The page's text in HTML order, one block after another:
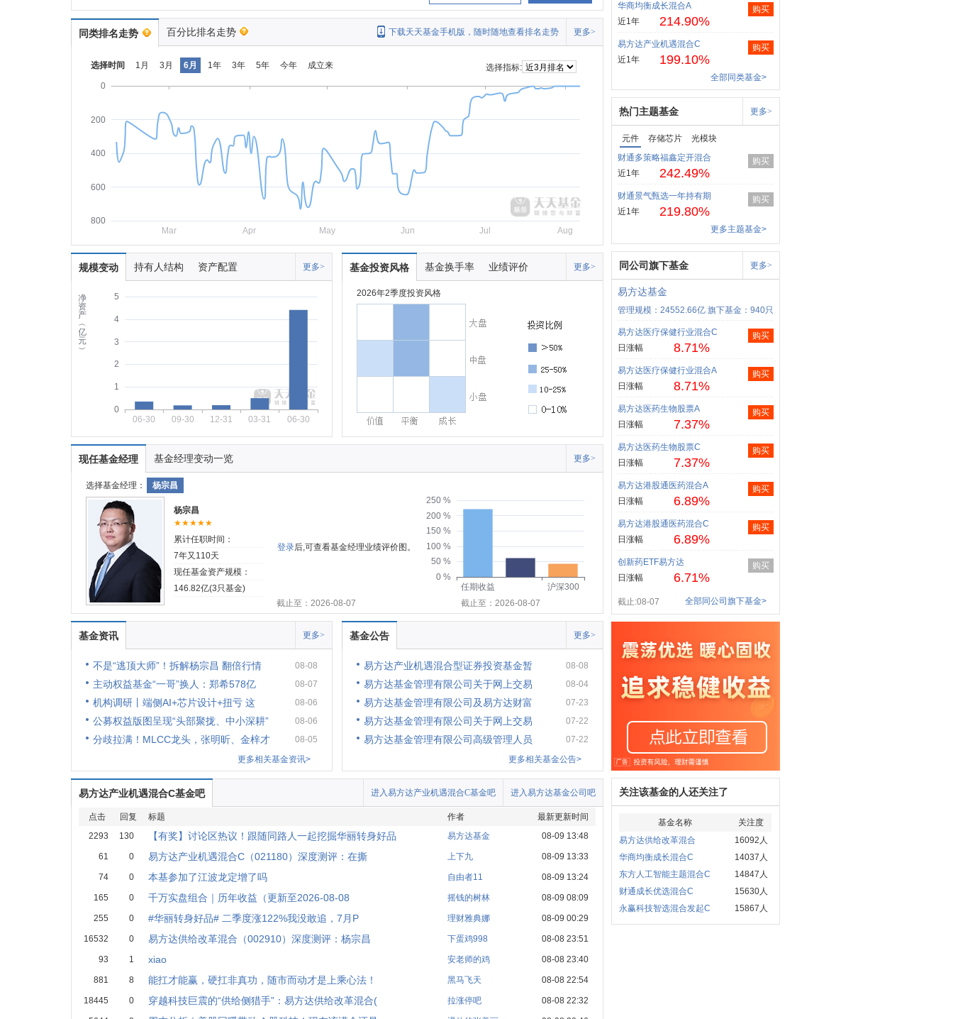
同类排名走势 百分比排名走势 更多>
下载天天基金手机版，随时随地查看排名走势
选择时间 1月 3月 6月 1年 3年 5年 今年 成立来
选择指标:
0
200
400
600
800
Mar
Apr May Jun Jul Aug
规模变动 持有人结构 资产配置 更多>
净
资
产
︵
亿
元
︶
0
1
2
3
4
5
06-30 09-30 12-31 03-31 06-30
基金投资风格 基金换手率 业绩评价 更多>
2026年2季度投资风格
现任基金经理 基金经理变动一览 更多>
选择基金经理： 杨宗昌
杨宗昌
★★★★★
累计任职时间：
7年又110天
现任基金资产规模：
146.82亿(3只基金)
登录后,可查看基金经理业绩评价图。
0 %
50 %
100 %
150 %
200 %
250 %
任期收益
沪深300
截止至：2026-08-07
截止至：2026-08-07
基金资讯 更多>
不是“逃顶大师”！拆解杨宗昌 翻倍行情 08-08
主动权益基金“一哥”换人：郑希578亿 08-07
机构调研丨端侧AI+芯片设计+扭亏 这 08-06
公募权益版图呈现“头部聚拢、中小深耕” 08-06
分歧拉满！MLCC龙头，张明昕、金梓才
08-05
更多相关基金资讯>
基金公告 更多>
易方达产业机遇混合型证券投资基金暂 08-08
易方达基金管理有限公司关于网上交易 08-04
易方达基金管理有限公司及易方达财富 07-23
易方达基金管理有限公司关于网上交易 07-22
易方达基金管理有限公司高级管理人员
07-22
更多相关基金公告>
易方达产业机遇混合C基金吧 进入易方达基金公司吧
进入易方达产业机遇混合C基金吧
点击 回复 标题 作者
最新更新时间
2293
130 【有奖】讨论区热议！跟随同路人一起挖掘华丽转身好品 易方达基金 08-09 13:48
61 0 易方达产业机遇混合C（021180）深度测评：在撕 上下九 08-09 13:33
74 0 本基参加了江波龙定增了吗 自由者11 08-09 13:24
165 0 千万实盘组合｜历年收益（更新至2026-08-08 摇钱的树林 08-09 08:09
255 0 #华丽转身好品# 二季度涨122%我没敢追，7月P 理财雅典娜 08-09 00:29
16532 0 易方达供给改革混合（002910）深度测评：杨宗昌 下蛋鸡998 08-08 23:51
93 1 xiao 安老师的鸡 08-08 23:40
881 8 能扛才能赢，硬扛非真功，随市而动才是上乘心法！ 黑马飞天 08-08 22:54
18445 0 穿越科技巨震的“供给侧猎手”：易方达供给改革混合( 拉涨停吧 08-08 22:32
华商均衡成长混合A
近1年
214.90%
购买
易方达产业机遇混合C
近1年
199.10%
购买
全部同类基金>
热门主题基金 更多>
元件 存储芯片
光模块
财通多策略福鑫定开混合
近1年
242.49%
购买
财通景气甄选一年持有期
近1年
219.80%
购买
更多主题基金>
同公司旗下基金 更多>
易方达基金
管理规模：24552.66亿 旗下基金：940只
易方达医疗保健行业混合C
日涨幅
8.71%
购买
易方达医疗保健行业混合A
日涨幅
8.71%
购买
易方达医药生物股票A
日涨幅
7.37%
购买
易方达医药生物股票C
日涨幅
7.37%
购买
易方达港股通医药混合A
日涨幅
6.89%
购买
易方达港股通医药混合C
日涨幅
6.89%
购买
创新药ETF易方达
日涨幅
6.71%
购买
截止:08-07 全部同公司旗下基金>
关注该基金的人还关注了
基金名称
关注度
易方达供给改革混合
16092人
华商均衡成长混合C
14037人
东方人工智能主题混合C
14847人
财通成长优选混合C
15630人
永赢科技智选混合发起C
15867人